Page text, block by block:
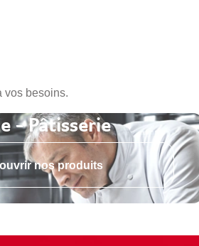
vos besoins.
- Pâtisserie
nos produits